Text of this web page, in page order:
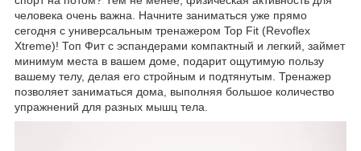
человека очень важна. Начните заниматься уже прямо
сегодня с универсальным тренажером Top Fit (Revoflex
Xtreme)! Топ Фит с эспандерами компактный и легкий, займет
минимум места в вашем доме, подарит ощутимую пользу
вашему телу, делая его стройным и подтянутым. Тренажер
позволяет заниматься дома, выполняя большое количество
упражнений для разных мышц тела.